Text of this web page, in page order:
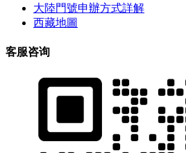
大陸門號申辦方式詳解
西藏地圖
客服咨询